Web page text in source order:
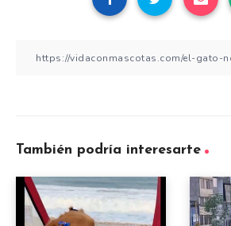
También podría interesarte